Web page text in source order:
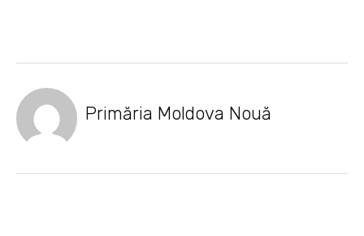
Primăria Moldova Nouă